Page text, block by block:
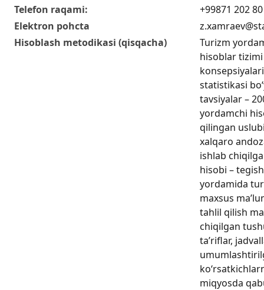
Telefon raqami:
+99871 202
Elektron pohcta
Hisoblash metodikasi (qisqacha)
Turizm
hisoblar tizimi
statistikasi
tavsiyalar –
yordamchi
qilingan
xalqaro
ishlab
hisobi –
yordamida
maxsus
tahlil qilish
chiqilgan
ta’riflar,
miqyosda